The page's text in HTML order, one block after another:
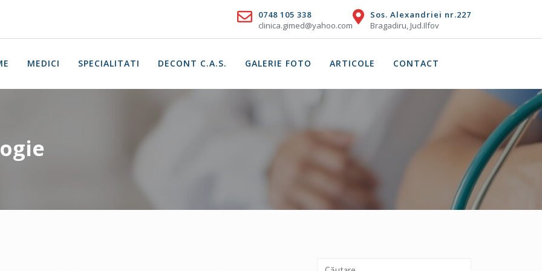
0748 105 338
clinica.gimed@yahoo.com
Sos. Alexandriei nr.227
Bragadiru, Jud.Ilfov
MEDICI SPECIALITATI DECONT C.A.S. GALERIE FOTO ARTICOLE CONTACT
Caută